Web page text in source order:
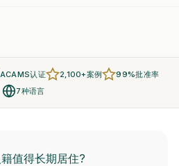
ACAMS认证 2,100+案例
99%批准率
7种语言
值得长期居住?